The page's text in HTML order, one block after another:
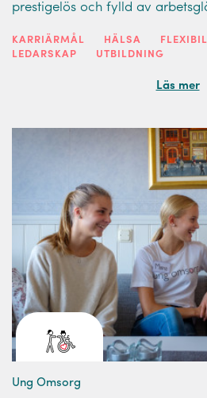
prestigelös och fylld av
KARRIÄRMÅL HÄLSA
LEDARSKAP
UTBILDNING
Läs mer
Ung Omsorg